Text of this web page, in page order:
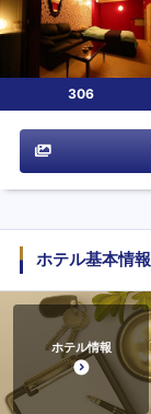
306
ホテル基本情報
ホテル情報